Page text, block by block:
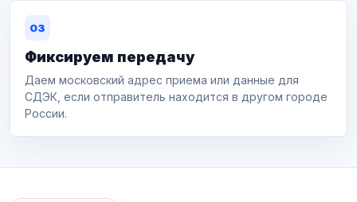
03
Фиксируем передачу
Даем московский адрес приема или данные для
СДЭК, если отправитель находится в другом городе
России.